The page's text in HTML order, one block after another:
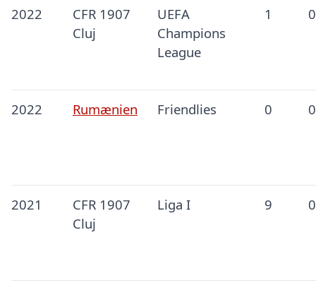
2022
CFR 1907
Cluj
UEFA
Champions
League
1 0
2022 Rumænien Friendlies 0 0
2021
CFR 1907
Cluj
Liga I 9 0